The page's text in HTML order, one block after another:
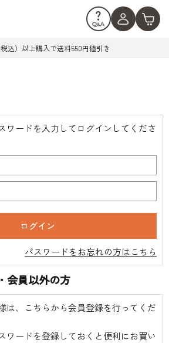
込）以上購入で送料550円値引き
ワードを入力してログインしてくださ
パスワードをお忘れの方はこちら
会員以外の方
は、こちらから会員登録を行ってくだ
ワードを登録しておくと便利にお買い